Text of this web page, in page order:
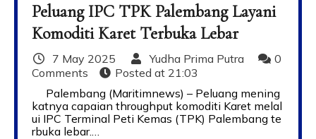
Peluang IPC TPK Palembang Layani
Komoditi Karet Terbuka Lebar
7 May 2025 Yudha Prima Putra
0
Comments
Posted at 21:03
Palembang (Maritimnews) – Peluang mening
katnya capaian throughput komoditi Karet melal
ui IPC Terminal Peti Kemas (TPK) Palembang te
rbuka lebar.…